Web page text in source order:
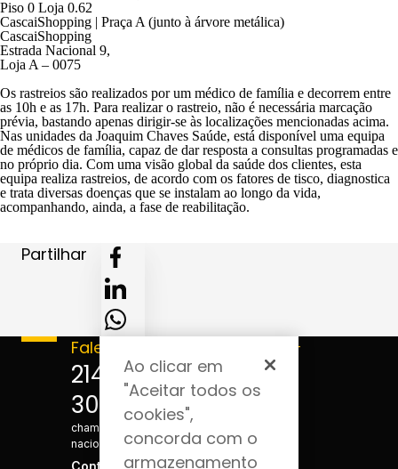
Piso 0 Loja 0.62
CascaiShopping | Praça A (junto à árvore metálica)
CascaiShopping
Estrada Nacional 9,
Loja A – 0075
Os rastreios são realizados por um médico de família e decorrem entre
as 10h e as 17h. Para realizar o rastreio, não é necessária marcação
prévia, bastando apenas dirigir-se às localizações mencionadas acima.
Nas unidades da Joaquim Chaves Saúde, está disponível uma equipa
de médicos de família, capaz de dar resposta a consultas programadas e
no próprio dia. Com uma visão global da saúde dos clientes, esta
equipa realiza rastreios, de acordo com os fatores de tisco, diagnostica
e trata diversas doenças que se instalam ao longo da vida,
acompanhando, ainda, a fase de reabilitação.
Partilhar
Fale connosco
214 124
300
*Custo de
chamada para a rede fixa
nacional
Contactos
Acompanhe-
Ao clicar em
"Aceitar todos os
cookies",
concorda com o
armazenamento